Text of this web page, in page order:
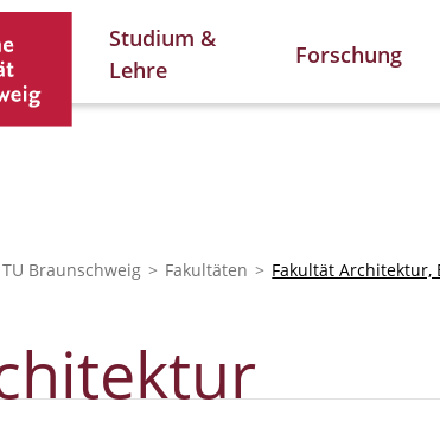
Studium &
Lehre
Forschung
Braunschweig Fakultäten Fakultät